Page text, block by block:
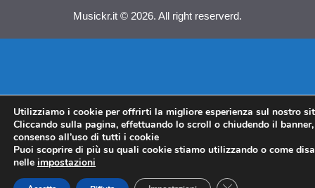
Musickr.it © 2026. All right reserverd.
Utilizziamo i cookie per offrirti la migliore esperienza sul nostro
Cliccando sulla pagina, effettuando lo scroll o chiudendo il
consenso all’uso di tutti i cookie
Puoi scoprire di più su quali cookie stiamo utilizzando o come
nelle impostazioni